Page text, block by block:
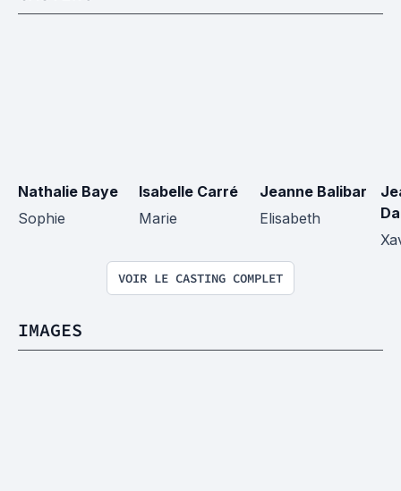
Nathalie Baye
Sophie
Isabelle Carré
Marie
Jeanne Balibar
Elisabeth
VOIR LE CASTING COMPLET
IMAGES